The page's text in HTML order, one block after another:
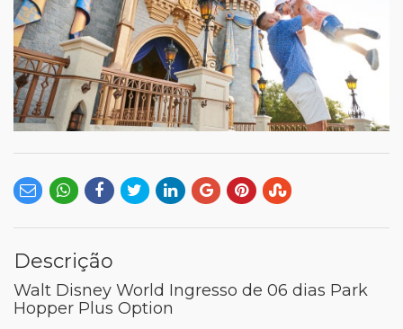
Descrição
Walt Disney World Ingresso de 06 dias Park
Hopper Plus Option